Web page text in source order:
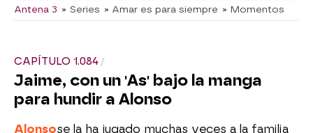
Antena 3 » Series » Amar es para siempre » Momentos
CAPÍTULO 1.084
Jaime, con un 'As' bajo la manga
para hundir a Alonso
Alonsose la ha jugado muchas veces a la familia